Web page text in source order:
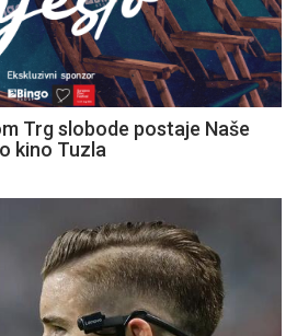
Trg slobode postaje Naše
kino Tuzla